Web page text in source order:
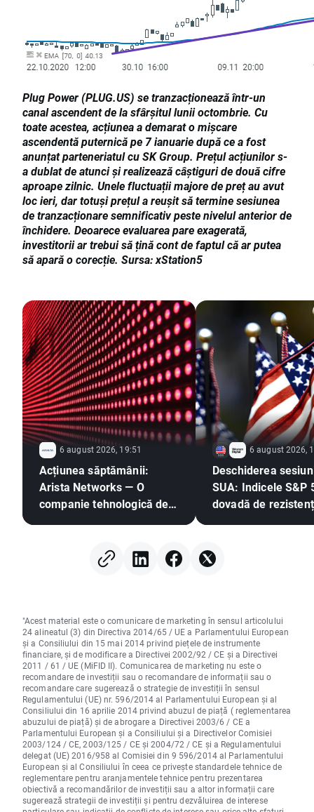
Plug Power (PLUG.US) se tranzacționează într-un
canal ascendent de la sfârșitul lunii octombrie. Cu
toate acestea, acțiunea a demarat o mișcare
ascendentă puternică pe 7 ianuarie după ce a fost
anunțat parteneriatul cu SK Group. Prețul acțiunilor s-
a dublat de atunci și realizează câștiguri de două cifre
aproape zilnic. Unele fluctuații majore de preț au avut
loc ieri, dar totuși prețul a reușit să termine sesiunea
de tranzacționare semnificativ peste nivelul anterior de
închidere. Deoarece evaluarea pare exagerată,
investitorii ar trebui să țină cont de faptul că ar putea
să apară o corecție. Sursa: xStation5
6 august 2026, 19:51
Acțiunea săptămânii:
Arista Networks — O
companie tehnologică de
6 august 2026,
Deschiderea
SUA: Indicele S&P
dovadă de
în urmă 🚩
"Acest material este o comunicare de marketing în sensul articolului
24 alineatul (3) din Directiva 2014/65 / UE a Parlamentului European
și a Consiliului din 15 mai 2014 privind piețele de instrumente
financiare, și de modificare a Directivei 2002/92 / CE și a Directivei
2011 / 61 / UE (MiFID II). Comunicarea de marketing nu este o
recomandare de investiții sau o recomandare de informații sau o
recomandare care sugerează o strategie de investiții în sensul
Regulamentului (UE) nr. 596/2014 al Parlamentului European și al
Consiliului din 16 aprilie 2014 privind abuzul de piață ( reglementarea
abuzului de piață) și de abrogare a Directivei 2003/6 / CE a
Parlamentului European și a Consiliului și a Directivelor Comisiei
2003/124 / CE, 2003/125 / CE și 2004/72 / CE și a Regulamentului
delegat (UE) 2016/958 al Comisiei din 9 596/2014 al Parlamentului
European și al Consiliului în ceea ce privește standardele tehnice de
reglementare pentru aranjamentele tehnice pentru prezentarea
obiectivă a recomandărilor de investiții sau a altor informații care
sugerează strategii de investiții și pentru dezvăluirea de interese